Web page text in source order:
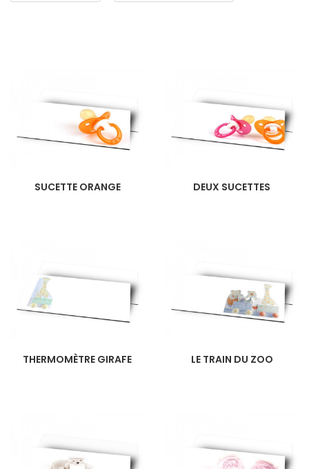
SUCETTE ORANGE DEUX SUCETTES
THERMOMÈTRE GIRAFE LE TRAIN DU ZOO